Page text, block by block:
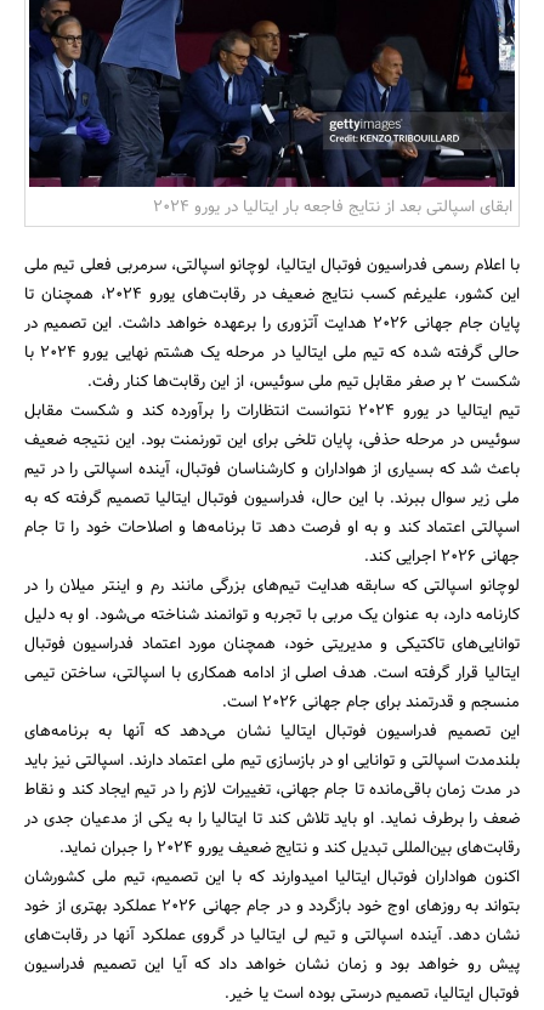
بانک، بیمه و سرمایه
مسکن و ساختمان
جستجو
ابقای اسپالتی بعد از نتایج فاجعه بار ایتالیا در یورو ۲۰۲۴
با اعلام رسمی فدراسیون فوتبال ایتالیا، لوچانو اسپالتی، سرمربی فعلی تیم ملی
این کشور، علیرغم کسب نتایج ضعیف در رقابت‌های یورو 2024، همچنان تا
پایان جام جهانی 2026 هدایت آتزوری را برعهده خواهد داشت. این تصمیم در
حالی گرفته شده که تیم ملی ایتالیا در مرحله یک هشتم نهایی یورو 2024 با
شکست 2 بر صفر مقابل تیم ملی سوئیس، از این رقابت‌ها کنار رفت.
تیم ایتالیا در یورو 2024 نتوانست انتظارات را برآورده کند و شکست مقابل
سوئیس در مرحله حذفی، پایان تلخی برای این تورنمنت بود. این نتیجه ضعیف
باعث شد که بسیاری از هواداران و کارشناسان فوتبال، آینده اسپالتی را در تیم
ملی زیر سوال ببرند. با این حال، فدراسیون فوتبال ایتالیا تصمیم گرفته که به
اسپالتی اعتماد کند و به او فرصت دهد تا برنامه‌ها و اصلاحات خود را تا جام
جهانی 2026 اجرایی کند.
لوچانو اسپالتی که سابقه هدایت تیم‌های بزرگی مانند رم و اینتر میلان را در
کارنامه دارد، به عنوان یک مربی با تجربه و توانمند شناخته می‌شود. او به دلیل
توانایی‌های تاکتیکی و مدیریتی خود، همچنان مورد اعتماد فدراسیون فوتبال
ایتالیا قرار گرفته است. هدف اصلی از ادامه همکاری با اسپالتی، ساختن تیمی
منسجم و قدرتمند برای جام جهانی 2026 است.
این تصمیم فدراسیون فوتبال ایتالیا نشان می‌دهد که آنها به برنامه‌های
بلندمدت اسپالتی و توانایی او در بازسازی تیم ملی اعتماد دارند. اسپالتی نیز باید
در مدت زمان باقی‌مانده تا جام جهانی، تغییرات لازم را در تیم ایجاد کند و نقاط
ضعف را برطرف نماید. او باید تلاش کند تا ایتالیا را به یکی از مدعیان جدی در
رقابت‌های بین‌المللی تبدیل کند و نتایج ضعیف یورو 2024 را جبران نماید.
اکنون هواداران فوتبال ایتالیا امیدوارند که با این تصمیم، تیم ملی کشورشان
بتواند به روزهای اوج خود بازگردد و در جام جهانی 2026 عملکرد بهتری از خود
نشان دهد. آینده اسپالتی و تیم لی ایتالیا در گروی عملکرد آنها در رقابت‌های
پیش رو خواهد بود و زمان نشان خواهد داد که آیا این تصمیم فدراسیون
فوتبال ایتالیا، تصمیم درستی بوده است یا خیر.